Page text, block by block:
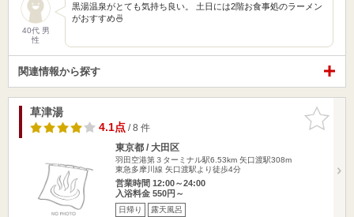
40代 男
性
黒湯温泉がとても気持ち良い。 土日には2階お食事処のラーメン
がおすすめ🍜
関連情報から探す
お気に入
りに追加
草津湯
4.1点/ 8 件
東京都 / 大田区
羽田空港第３ターミナル駅6.53km 矢口渡駅308m
東急多摩川線 矢口渡駅より徒歩4分
営業時間 12:00～24:00
入浴料金 550円～
日帰り 露天風呂